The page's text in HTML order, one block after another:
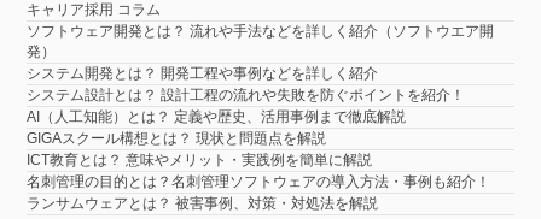
キャリア採用 コラム
ソフトウェア開発とは？ 流れや手法などを詳しく紹介（ソフトウエア開
発）
システム開発とは？ 開発工程や事例などを詳しく紹介
システム設計とは？ 設計工程の流れや失敗を防ぐポイントを紹介！
AI（人工知能）とは？ 定義や歴史、活用事例まで徹底解説
GIGAスクール構想とは？ 現状と問題点を解説
ICT教育とは？ 意味やメリット・実践例を簡単に解説
名刺管理の目的とは？名刺管理ソフトウェアの導入方法・事例も紹介！
ランサムウェアとは？ 被害事例、対策・対処法を解説